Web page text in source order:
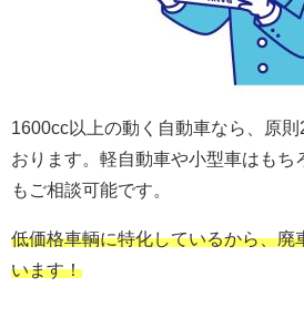
1600cc以上の動く自動車なら、原
おります。軽自動車や小型車はもち
もご相談可能です。
低価格車輌に特化しているから、廃
います！